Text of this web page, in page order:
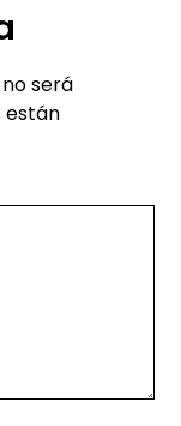
será
están